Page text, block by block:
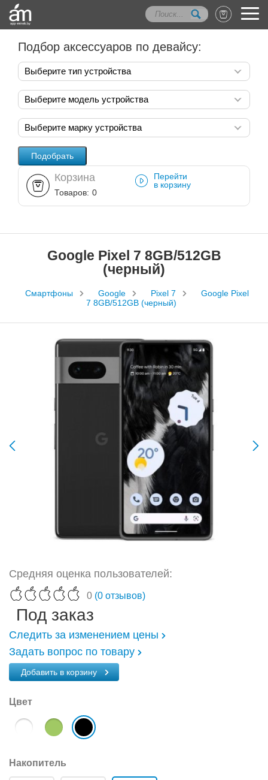
Подбор аксессуаров по девайсу:
Выберите тип устройства
Выберите модель устройства
Выберите марку устройства
Корзина
Товаров: 0
Перейти
в корзину
Google Pixel 7 8GB/512GB
(черный)
Смартфоны Google Pixel 7
Google Pixel
7 8GB/512GB (черный)
Средняя оценка пользователей:
0 (0 отзывов)
Под заказ
Следить за изменением цены
Задать вопрос по товару
Добавить в корзину
Цвет
Накопитель